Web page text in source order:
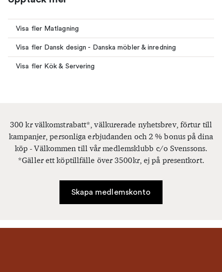
Visa fler Matlagning
Visa fler Dansk design - Danska möbler & inredning
Visa fler Kök & Servering
300 kr välkomstrabatt*, välkurerade nyhetsbrev, förtur till
kampanjer, personliga erbjudanden och 2 % bonus på dina
köp - Välkommen till vår medlemsklubb c/o Svenssons.
*Gäller ett köptillfälle över 3500kr, ej på presentkort.
Skapa medlemskonto